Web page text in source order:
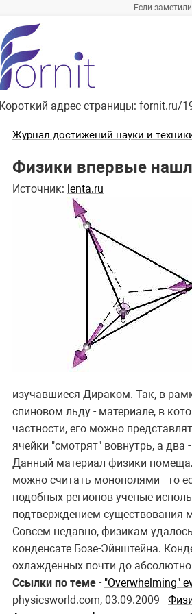
Если
Короткий адрес страницы: fornit.ru/
Журнал достижений науки и
Физики впервые
Источник: lenta.ru
изучавшиеся Дираком. Так, в
спиновом льду - материале, в
частности, его можно
ячейки "смотрят" вовнутрь, а два
Данный материал физики
можно считать монополями - то
подобных регионов ученые
подтверждением существования
Совсем недавно, физикам
конденсате Бозе-Эйнштейна.
охлажденных почти до
Ссылки по теме - "Overwhelming"
physicsworld.com, 03.09.2009 -